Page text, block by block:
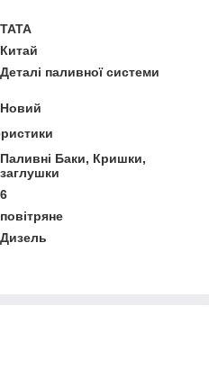
TATA
Китай
Деталі паливної системи
Новий
Паливні Баки, Кришки,
заглушки
6
повітряне
Дизель